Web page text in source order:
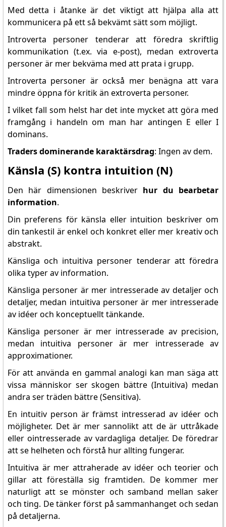
Med detta i åtanke är det viktigt att hjälpa alla att
kommunicera på ett så bekvämt sätt som möjligt.
Introverta personer tenderar att föredra skriftlig
kommunikation (t.ex. via e-post), medan extroverta
personer är mer bekväma med att prata i grupp.
Introverta personer är också mer benägna att vara
mindre öppna för kritik än extroverta personer.
I vilket fall som helst har det inte mycket att göra med
framgång i handeln om man har antingen E eller I
dominans.
Traders dominerande karaktärsdrag: Ingen av dem.
Känsla (S) kontra intuition (N)
Den här dimensionen beskriver hur du bearbetar
information.
Din preferens för känsla eller intuition beskriver om
din tankestil är enkel och konkret eller mer kreativ och
abstrakt.
Känsliga och intuitiva personer tenderar att föredra
olika typer av information.
Känsliga personer är mer intresserade av detaljer och
detaljer, medan intuitiva personer är mer intresserade
av idéer och konceptuellt tänkande.
Känsliga personer är mer intresserade av precision,
medan intuitiva personer är mer intresserade av
approximationer.
För att använda en gammal analogi kan man säga att
vissa människor ser skogen bättre (Intuitiva) medan
andra ser träden bättre (Sensitiva).
En intuitiv person är främst intresserad av idéer och
möjligheter. Det är mer sannolikt att de är uttråkade
eller ointresserade av vardagliga detaljer. De föredrar
att se helheten och förstå hur allting fungerar.
Intuitiva är mer attraherade av idéer och teorier och
gillar att föreställa sig framtiden. De kommer mer
naturligt att se mönster och samband mellan saker
och ting. De tänker först på sammanhanget och sedan
på detaljerna.